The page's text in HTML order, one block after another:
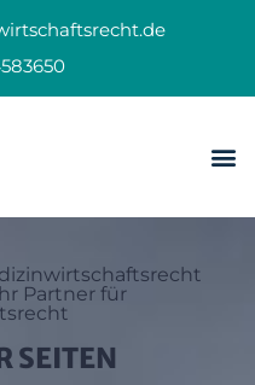
Partner für
SEITEN